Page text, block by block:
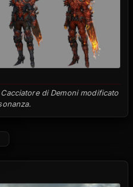
di Demoni modificato